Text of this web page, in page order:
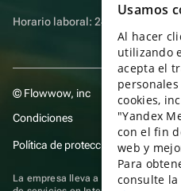
Horario laboral: 24 horas
© Flowwow, inc
Condiciones
Política de protección y privacidad
La empresa lleva a cabo su
Usamos
Al hacer
utilizando
acepta el
cookies,
"Yandex
con el fin
web y
Para
consulte la